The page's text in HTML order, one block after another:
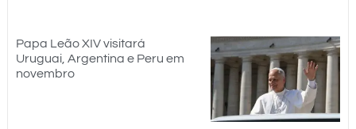
Papa Leão XIV visitará
Uruguai, Argentina e Peru em
novembro